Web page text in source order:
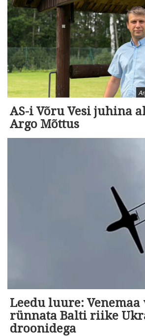
AS-i Võru Vesi juhina
Argo Mõttus
Leedu luure: Venemaa
rünnata Balti riike
droonidega